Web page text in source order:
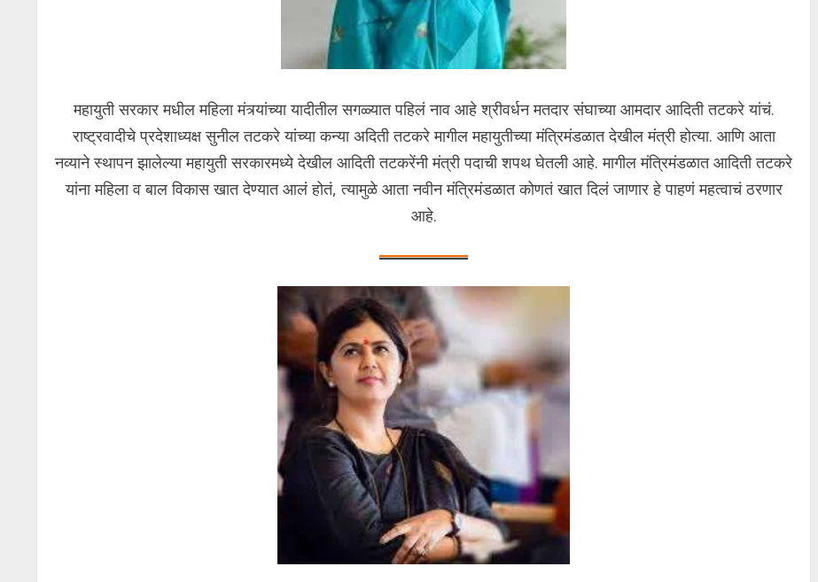
महायुती सरकार मधील महिला मंत्र्यांच्या यादीतील सगळ्यात पहिलं नाव आहे श्रीवर्धन मतदार संघाच्या आमदार आदिती तटकरे यांचं.
राष्ट्रवादीचे प्रदेशाध्यक्ष सुनील तटकरे यांच्या कन्या अदिती तटकरे मागील महायुतीच्या मंत्रिमंडळात देखील मंत्री होत्या. आणि आता
नव्याने स्थापन झालेल्या महायुती सरकारमध्ये देखील आदिती तटकरेंनी मंत्री पदाची शपथ घेतली आहे. मागील मंत्रिमंडळात आदिती तटकरे
यांना महिला व बाल विकास खात देण्यात आलं होतं, त्यामुळे आता नवीन मंत्रिमंडळात कोणतं खात दिलं जाणार हे पाहणं महत्वाचं ठरणार
आहे.